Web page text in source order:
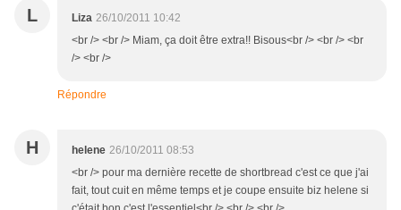
L Liza 26/10/2011 10:42
<br /> <br /> Miam, ça doit être extra!! Bisous<br /> <br /> <br
/> <br />
Répondre
H helene 26/10/2011 08:53
<br /> pour ma dernière recette de shortbread c'est ce que j'ai
fait, tout cuit en même temps et je coupe ensuite biz helene si